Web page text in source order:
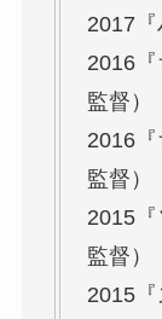
2017『
2016
監督）
2016
監督）
2015
監督）
2015『